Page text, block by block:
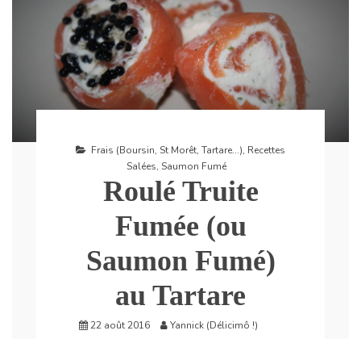
Frais (Boursin, St Morêt, Tartare...), Recettes
Salées, Saumon Fumé
Roulé Truite
Fumée (ou
Saumon Fumé)
au Tartare
22 août 2016 Yannick (Délicimô !)